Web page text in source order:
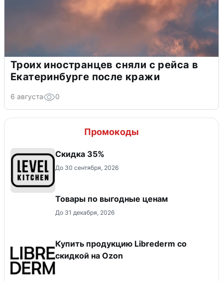
Троих иностранцев сняли с рейса в
Екатеринбурге после кражи
6 августа 0
Промокоды
Скидка 35%
До 30 сентября, 2026
Товары по выгодные ценам
До 31 декабря, 2026
Купить продукцию Librederm со
скидкой на Ozon